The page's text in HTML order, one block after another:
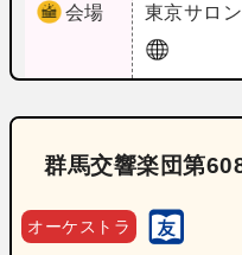
会場 東京サロ
群馬交響楽団第
オーケストラ